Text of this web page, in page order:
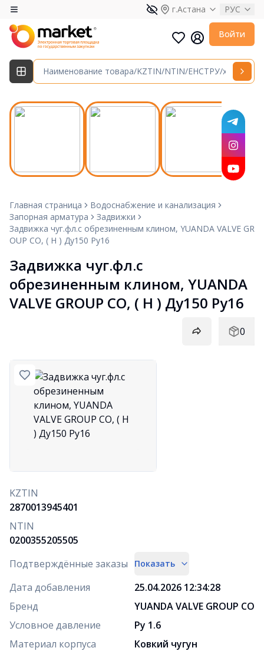
г.Астана РУС
Войти
Главная страница
Водоснабжение и канализация
Запорная арматура
Задвижки
Задвижка чуг.фл.с обрезиненным клином, YUANDA VALVE GR
OUP СО, ( H ) Ду150 Ру16
Задвижка чуг.фл.с
обрезиненным клином, YUANDA
VALVE GROUP СО, ( H ) Ду150 Ру16
0
KZTIN
2870013945401
NTIN
0200355205505
Подтверждённые заказы
Показать
Дата добавления
25.04.2026 12:34:28
Бренд
YUANDA VALVE GROUP СО
Условное давление
Ру 1.6
Материал корпуса
Ковкий чугун